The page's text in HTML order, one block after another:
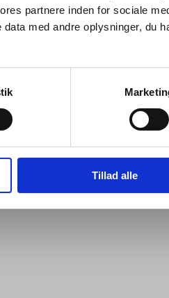
partnere inden for sociale
med andre oplysninger, du
Tillad alle
INFORMATION
Returnering af varer
Sikker betaling
Kontrolrapport